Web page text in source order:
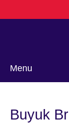
to
Menu
language
Buyuk